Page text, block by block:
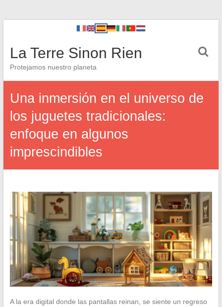
La Terre Sinon Rien
Protejamos nuestro planeta
Una inmersión en el universo de
los juguetes tradicionales:
enfoque en algunos
imprescindibles
A la era digital donde las pantallas reinan, se siente un regreso